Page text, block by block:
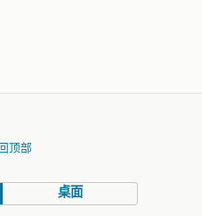
顶部
桌面